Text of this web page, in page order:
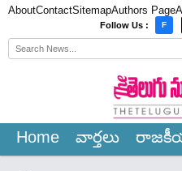
AboutContactSitemapAuthors Page
Follow Us : F
Home వార్త‌లు